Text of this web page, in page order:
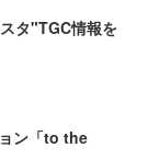
タ"TGC情報を
ン「to the